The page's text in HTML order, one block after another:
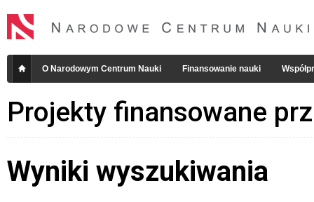
O Narodowym Centrum Nauki Finansowanie nauki
Projekty finansowane
Wyniki wyszukiwania